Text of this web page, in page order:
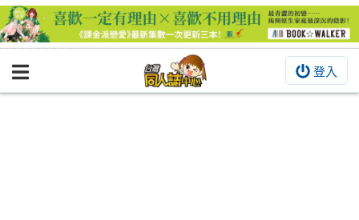
登入
BOOKY書集倉庫